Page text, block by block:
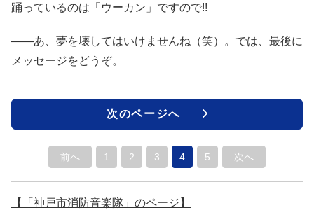
踊っているのは「ウーカン」ですので!!
――あ、夢を壊してはいけませんね（笑）。では、最後に
メッセージをどうぞ。
次のページへ
前へ 1 2 3 4 5 次へ
【「神戸市消防音楽隊」のページ】